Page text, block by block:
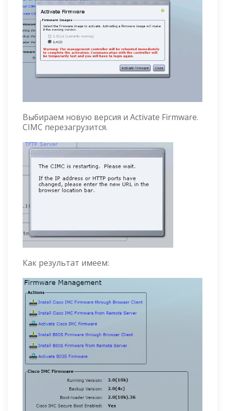
Выбираем новую версия и Activate Firmware.
CIMC перезагрузится.
Как результат имеем: